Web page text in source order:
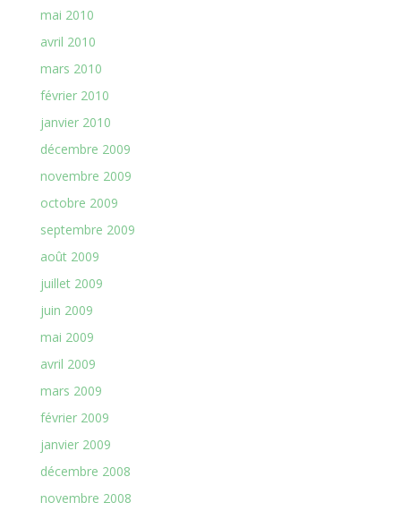
mai 2010
avril 2010
mars 2010
février 2010
janvier 2010
décembre 2009
novembre 2009
octobre 2009
septembre 2009
août 2009
juillet 2009
juin 2009
mai 2009
avril 2009
mars 2009
février 2009
janvier 2009
décembre 2008
novembre 2008